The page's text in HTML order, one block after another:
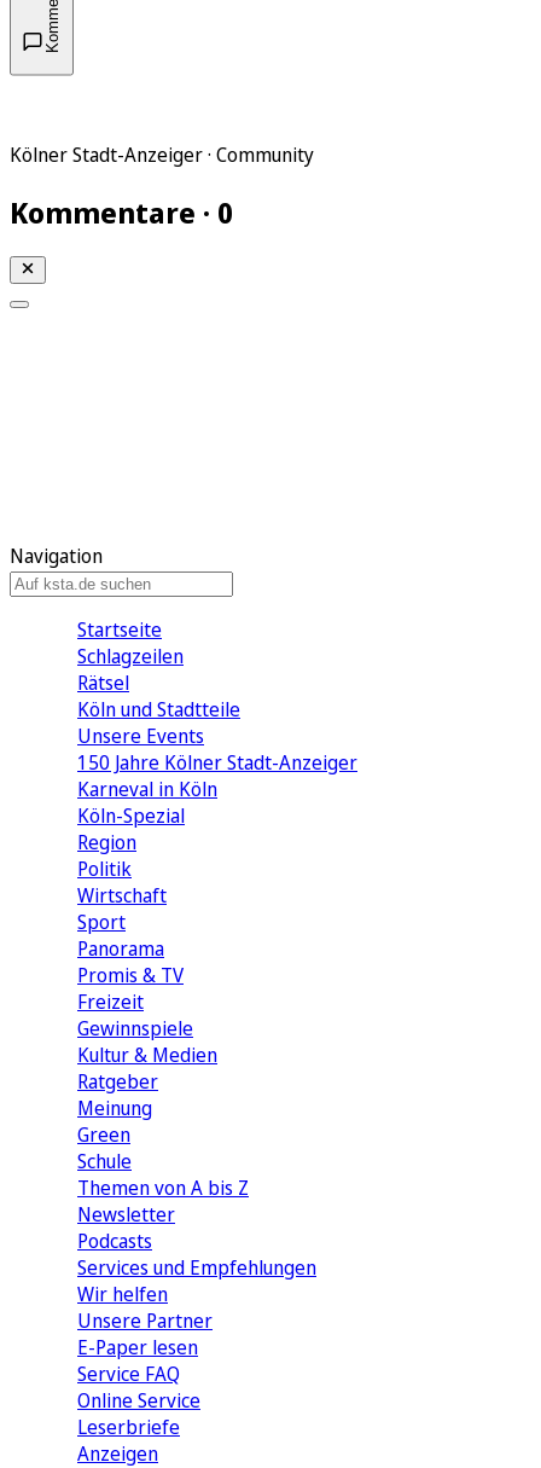
Kölner Stadt-Anzeiger · Community
Kommentare · 0
Navigation
Startseite
Schlagzeilen
Rätsel
Köln und Stadtteile
Unsere Events
150 Jahre Kölner Stadt-Anzeiger
Karneval in Köln
Köln-Spezial
Region
Politik
Wirtschaft
Sport
Panorama
Promis & TV
Freizeit
Gewinnspiele
Kultur & Medien
Ratgeber
Meinung
Green
Schule
Themen von A bis Z
Newsletter
Podcasts
Services und Empfehlungen
Wir helfen
Unsere Partner
E-Paper lesen
Service FAQ
Online Service
Leserbriefe
Anzeigen